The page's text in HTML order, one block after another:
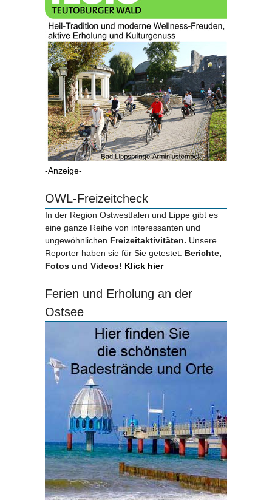
-Anzeige-
OWL-Freizeitcheck
In der Region Ostwestfalen und Lippe gibt es
eine ganze Reihe von interessanten und
ungewöhnlichen Freizeitaktivitäten. Unsere
Reporter haben sie für Sie getestet. Berichte,
Fotos und Videos! Klick hier
Ferien und Erholung an der
Ostsee